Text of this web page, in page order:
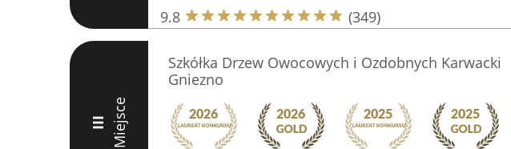
9.8 (349)
III Miejsce
Szkółka Drzew Owocowych i Ozdobnych Karwacki
Gniezno